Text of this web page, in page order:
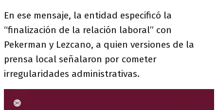
En ese mensaje, la entidad especificó la
“finalización de la relación laboral” con
Pekerman y Lezcano, a quien versiones de la
prensa local señalaron por cometer
irregularidades administrativas.